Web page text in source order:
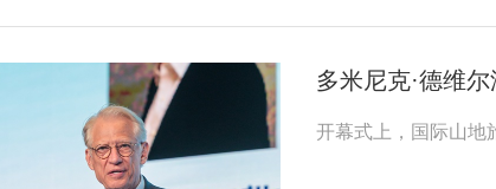
多米尼克·德维
开幕式上，国际山地